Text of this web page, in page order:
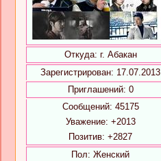
Откуда: г. Абакан
Зарегистрирован: 17.07.2013
Приглашений: 0
Сообщений: 45175
Уважение: +2013
Позитив: +2827
Пол: Женский